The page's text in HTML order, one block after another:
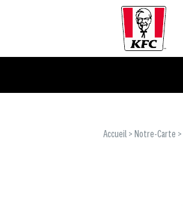
Accueil > Notre-Carte >